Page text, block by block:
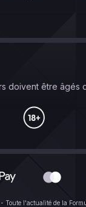
doivent être
Toute l'actualité de la